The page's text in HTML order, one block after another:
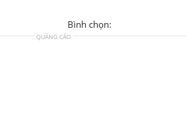
Bình chọn:
QUẢNG CÁO